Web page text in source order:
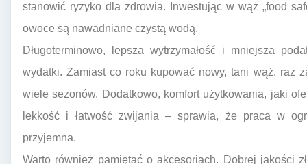
stanowić ryzyko dla zdrowia. Inwestując w wąż „food
owoce są nawadniane czystą wodą.
Długoterminowo, lepsza wytrzymałość i mniejsza
wydatki. Zamiast co roku kupować nowy, tani wąż, raz
wiele sezonów. Dodatkowo, komfort użytkowania, jaki
lekkość i łatwość zwijania – sprawia, że praca w
przyjemna.
Warto również pamiętać o akcesoriach. Dobrej jakości